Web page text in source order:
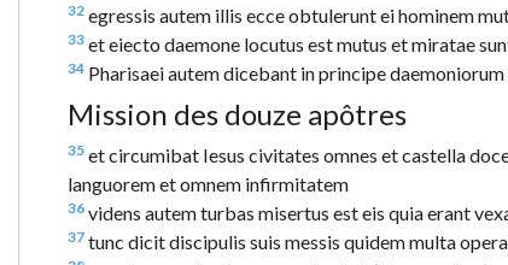
32 egressis autem illis ecce obtulerunt ei hominem
33 et eiecto daemone locutus est mutus et miratae
34 Pharisaei autem dicebant in principe
Mission des douze apôtres
35 et circumibat Iesus civitates omnes et castella
languorem et omnem infirmitatem
36 videns autem turbas misertus est eis quia erant
37 tunc dicit discipulis suis messis quidem multa